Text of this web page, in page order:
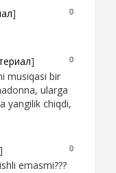
0
]
0
]
musiqasi bir
ularga
yangilik chiqdi,
0
]
emasmi???